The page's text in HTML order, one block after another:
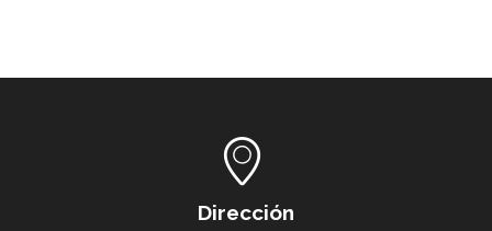
Dirección